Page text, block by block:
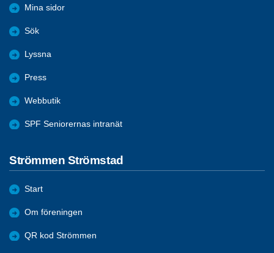
Mina sidor
Sök
Lyssna
Press
Webbutik
SPF Seniorernas intranät
Strömmen Strömstad
Start
Om föreningen
QR kod Strömmen